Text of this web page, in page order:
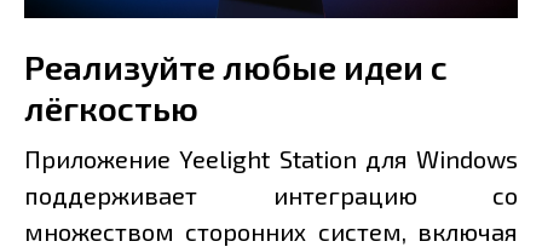
Реализуйте любые идеи с
лёгкостью
Приложение Yeelight Station для Windows
поддерживает интеграцию со
множеством сторонних систем, включая